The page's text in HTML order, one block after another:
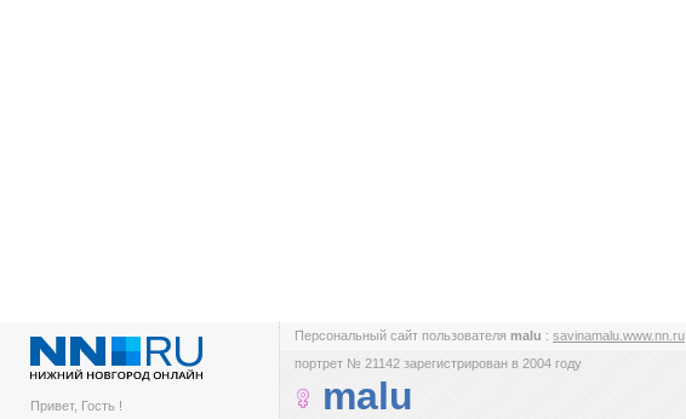
Привет, Гость !
Персональный сайт пользователя malu : savinamalu.www.nn.ru
портрет № 21142 зарегистрирован в 2004 году
malu